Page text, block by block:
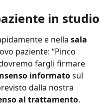
in studio
e nella sala
paziente: “Pinco
fargli firmare
informato sul
dalla nostra
al trattamento.